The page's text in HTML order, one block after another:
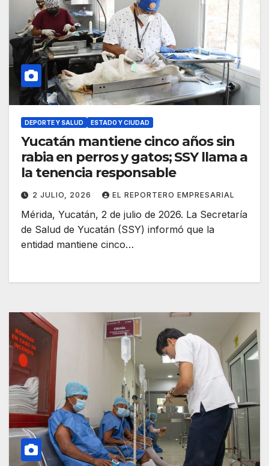
DEPORTE Y SALUD ESTADO Y CIUDAD
Yucatán mantiene cinco años sin
rabia en perros y gatos; SSY llama a
la tenencia responsable
2 JULIO, 2026 EL REPORTERO EMPRESARIAL
Mérida, Yucatán, 2 de julio de 2026. La Secretaría
de Salud de Yucatán (SSY) informó que la
entidad mantiene cinco…